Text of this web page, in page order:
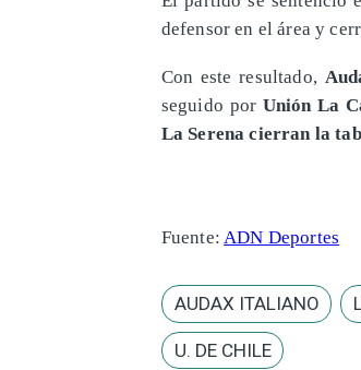
defensor en el área y
Con este resultado,
seguido por Unión La
La Serena cierran la
Fuente:ADN Deportes
AUDAX ITALIANO
U. DE CHILE